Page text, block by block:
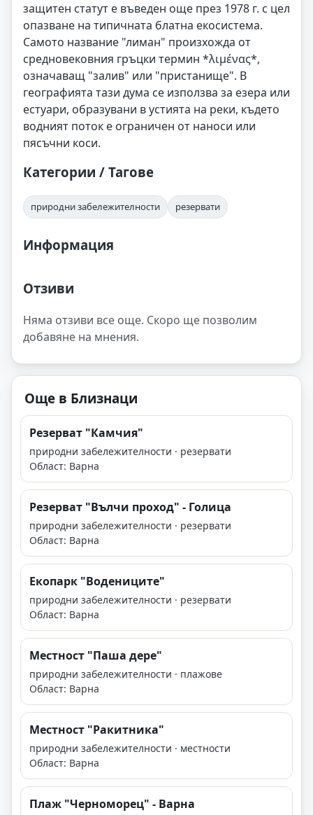
защитен статут е въведен още през 1978 г. с цел
опазване на типичната блатна екосистема.
Самото название "лиман" произхожда от
средновековния гръцки термин *λιμένας*,
означаващ "залив" или "пристанище". В
географията тази дума се използва за езера или
естуари, образувани в устията на реки, където
водният поток е ограничен от наноси или
пясъчни коси.
Категории / Тагове
природни забележителности резервати
Информация
Отзиви
Няма отзиви все още. Скоро ще позволим
добавяне на мнения.
Още в Близнаци
Резерват "Камчия"
природни забележителности · резервати
Област: Варна
Резерват "Вълчи проход" - Голица
природни забележителности · резервати
Област: Варна
Екопарк "Водениците"
природни забележителности · резервати
Област: Варна
Местност "Паша дере"
природни забележителности · плажове
Област: Варна
Местност "Ракитника"
природни забележителности · местности
Област: Варна
Плаж "Черноморец" - Варна